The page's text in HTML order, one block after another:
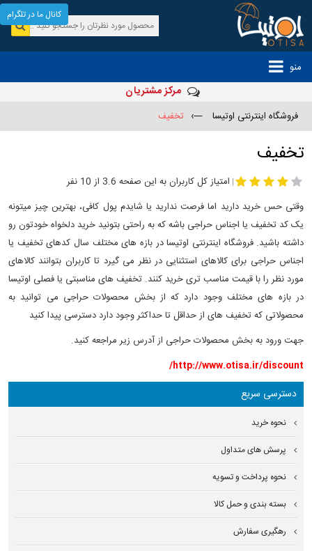
منو
مرکز مشتریان
فروشگاه اینترنتی اوتیسا —› تخفیف
تخفیف
| امتیاز کل کاربران به این صفحه 3.6 از 10 نفر
وقتی حس خرید دارید اما فرصت ندارید یا شایدم پول کافی، بهترین چیز میتونه
یک کد تخفیف یا اجناس حراجی باشه که به راحتی بتونید خرید دلخواه خودتون رو
داشته باشید. فروشگاه اینترنتی اوتیسا در بازه های مختلف سال کدهای تخفیف یا
اجناس حراجی برای کالاهای استثنایی در نظر می گیرد تا کاربران بتوانند کالاهای
مورد نظر را با قیمت مناسب تری خرید کنند. تخفیف های مناسبتی یا فصلی اوتیسا
در بازه های مختلف وجود دارد که از بخش محصولات حراجی می توانید به
محصولاتی که تخفیف های از حداقل تا حداکثر وجود دارد دسترسی پیدا کنید
جهت ورود به بخش محصولات حراجی از آدرس زیر مراجعه کنید.
http://www.otisa.ir/discount/
دسترسی سریع
نحوه خرید
پرسش های متداول
نحوه پرداخت و تسویه
بسته بندی و حمل کالا
رهگیری سفارش
کانال ما در تلگرام